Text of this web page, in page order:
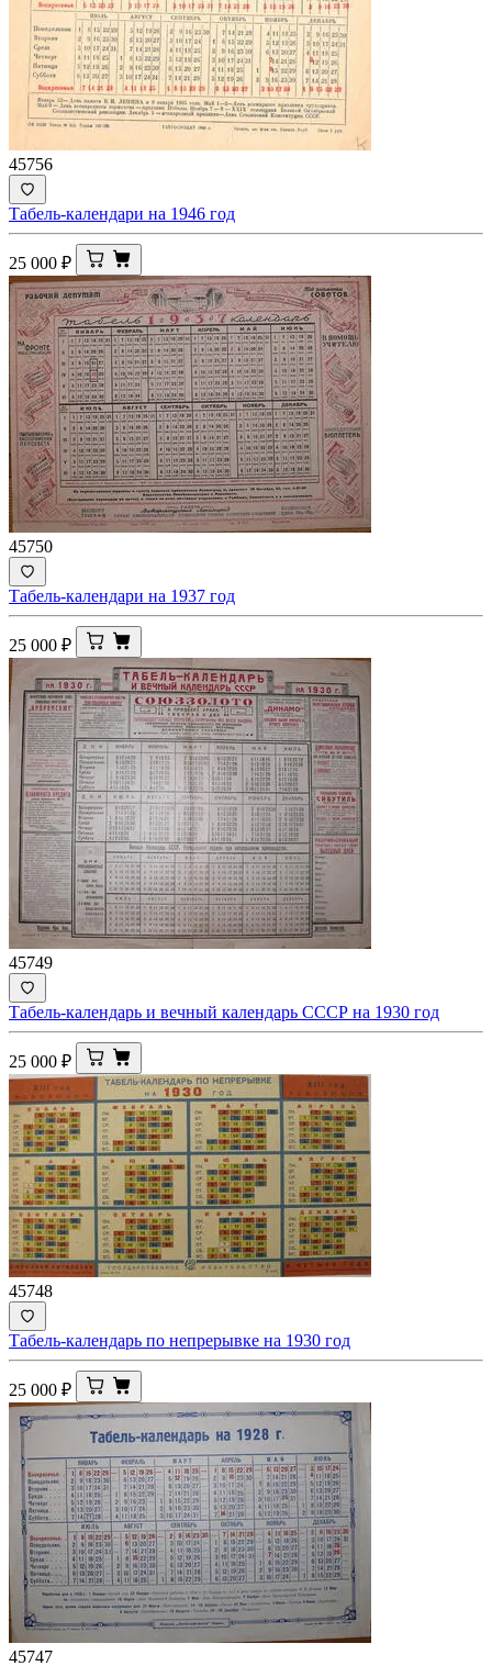
45756
Табель-календари на 1946 год
25 000 ₽
45750
Табель-календари на 1937 год
25 000 ₽
45749
Табель-календарь и вечный календарь СССР на 1930 год
25 000 ₽
45748
Табель-календарь по непрерывке на 1930 год
25 000 ₽
45747